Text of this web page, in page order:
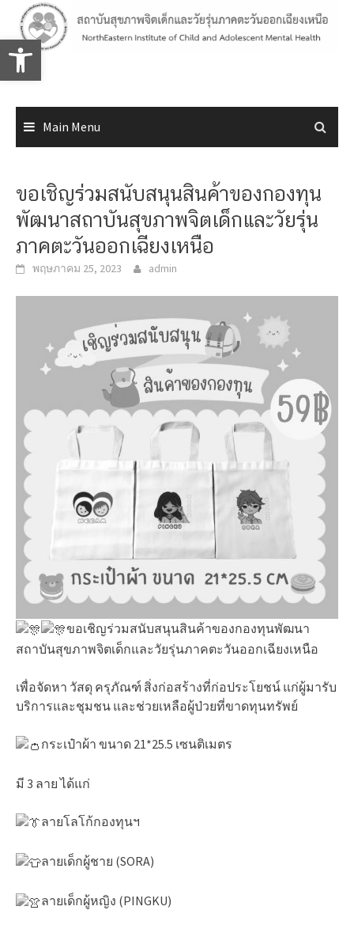
Open toolbar
content
Main Menu
ขอเชิญร่วมสนับสนุนสินค้าของกองทุน
พัฒนาสถาบันสุขภาพจิตเด็กและวัยรุ่น
ภาคตะวันออกเฉียงเหนือ
พฤษภาคม 25, 2023 admin
ขอเชิญร่วมสนับสนุนสินค้าของกองทุนพัฒนา
สถาบันสุขภาพจิตเด็กและวัยรุ่นภาคตะวันออกเฉียงเหนือ
เพื่อจัดหา วัสดุ ครุภัณฑ์ สิ่งก่อสร้างที่ก่อประโยชน์ แก่ผู้มารับ
บริการและชุมชน และช่วยเหลือผู้ป่วยที่ขาดทุนทรัพย์
กระเป๋าผ้า ขนาด 21*25.5 เซนติเมตร
มี 3 ลาย ได้แก่
ลายโลโก้กองทุนฯ
ลายเด็กผู้ชาย (SORA)
ลายเด็กผู้หญิง (PINGKU)